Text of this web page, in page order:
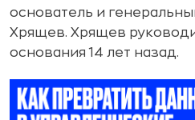
основатель и
Хрящев. Хрящев
основания 14 лет назад.